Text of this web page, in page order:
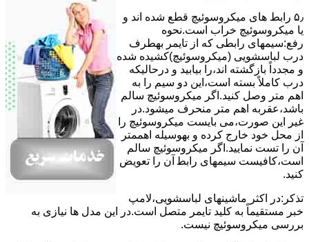
۵٫ رابط های ﻣﯿﮑﺮوﺳﻮﺋﯿﭻ ﻗﻄﻊ شده اند و
ﯾﺎ ﻣﯿﮑﺮوﺳﻮﺋﯿﭻ ﺧﺮاب اﺳﺖ.نحوه
رفع:سیمهای راﺑﻄﯽ ﮐﻪ از ﺗﺎﯾﻤﺮ بهطرف
درب لباسشویی (ﻣﯿﮑﺮوﺳﻮﺋﯿﭻ)کشیده شده
و مجدداً بازگشته اند،را ﺑﯿﺎﺑﯿﺪ و درحالیکه
درب کاملاً ﺑﺴﺘﻪ اﺳﺖ،اﯾﻦ دو ﺳﯿﻢ را ﺑﻪ
اﻫﻢ ﻣﺘﺮ وصل کنید.اﮔﺮ ﻣﯿﮑﺮوﺳﻮﺋﯿﭻ ﺳﺎﻟﻢ
ﺑﺎﺷﺪ،ﻋﻘﺮﺑﻪ اهم متر ﻣﻨﺤﺮف میشود.در
ﻏﯿﺮ اﯾﻦ ﺻﻮرت،می بایست ﻣﯿﮑﺮوﺳﻮﺋﯿﭻ را
از ﻣﺤﻞ خود ﺧﺎرج کرده و بهوسیله اهممتر
آن را ﺗﺴﺖ ﻧﻤﺎﯾﯿﺪ.اﮔﺮ ﻣﯿﮑﺮوﺳﻮﺋﯿﭻ ﺳﺎﻟﻢ
اﺳﺖ،ﮐﺎﻓﯿﺴﺖ سیمهای راﺑﻄ آن را ﺗﻌﻮﯾﺾ
کنید.
ﺗﺬﮐﺮ:در اﮐﺜﺮ ماشینهای لباسشویی،ﻻﻣﭗ
ﺧﺒﺮ مستقیماً ﺑﻪ ﮐﻠﯿﺪ ﺗﺎﯾﻤﺮ ﻣﺘﺼﻞ اﺳﺖ.در اﯾﻦ مدل ها ﻧﯿﺎزی ﺑﻪ
بررسی ﻣﯿﮑﺮوﺳﻮﺋﯿﭻ نیست.